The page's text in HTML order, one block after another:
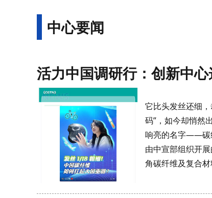
中心要闻
活力中国调研行：创新中心
它比头发丝还细
码”，如今却悄然
响亮的名字——碳
由中宣部组织开
角碳纤维及复合